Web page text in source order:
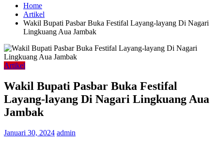
Home
Artikel
Wakil Bupati Pasbar Buka Festifal Layang-layang Di Nagari
Lingkuang Aua Jambak
Artikel
Wakil Bupati Pasbar Buka Festifal
Layang-layang Di Nagari Lingkuang Aua
Jambak
Januari 30, 2024 admin